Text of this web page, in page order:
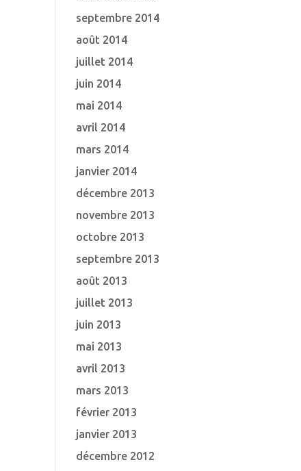
septembre 2014
août 2014
juillet 2014
juin 2014
mai 2014
avril 2014
mars 2014
janvier 2014
décembre 2013
novembre 2013
octobre 2013
septembre 2013
août 2013
juillet 2013
juin 2013
mai 2013
avril 2013
mars 2013
février 2013
janvier 2013
décembre 2012